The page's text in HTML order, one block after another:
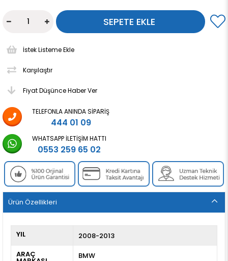
İstek Listeme Ekle
Karşılaştır
Fiyat Düşünce Haber Ver
TELEFONLA ANINDA SIPARIŞ
444 01 09
WHATSAPP İLETIŞIM HATTI
0553 259 65 02
Ürün Özellikleri
YIL
2008-2013
ARAÇ
BMW